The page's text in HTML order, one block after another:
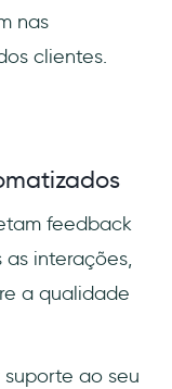
nas
clientes.
feedback
interações,
a qualidade
ao seu